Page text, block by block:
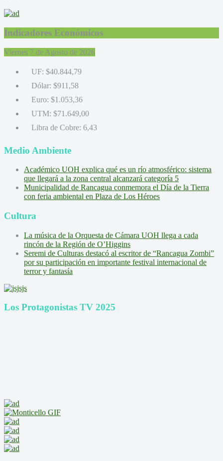
Indicadores Económicos
Viernes 7 de Agosto de 2026
UF: $40.844,79
Dólar: $911,58
Euro: $1.053,36
UTM: $71.649,00
Libra de Cobre: 6,43
Medio Ambiente
Académico UOH explica qué es un río atmosférico: sistema
que llegará a la zona central alcanzará categoría 5
Municipalidad de Rancagua conmemora el Día de la Tierra
con feria ambiental en Plaza de Los Héroes
Cultura
La música de la Orquesta de Cámara UOH llega a cada
rincón de la Región de O’Higgins
Seremi de Culturas destacó al escritor de “Rancagua Zombi”
por su participación en importante festival internacional de
terror y fantasía
Los Protagonistas TV 2025